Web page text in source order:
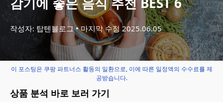
작성자: 탑텐블로그 마지막 수정2025.06.05
이 포스팅은 쿠팡 파트너스 활동의 일환으로, 이에 따른 일정액의 수수료를 제
공받습니다.
상품 분석 바로 보러 가기